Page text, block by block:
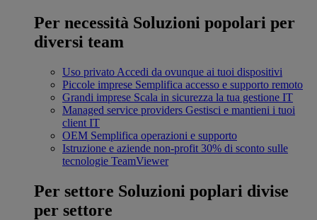
Per necessità Soluzioni popolari per
diversi team
Uso privato Accedi da ovunque ai tuoi dispositivi
Piccole imprese Semplifica accesso e supporto remoto
Grandi imprese Scala in sicurezza la tua gestione IT
Managed service providers Gestisci e mantieni i tuoi
client IT
OEM Semplifica operazioni e supporto
Istruzione e aziende non-profit 30% di sconto sulle
tecnologie TeamViewer
Per settore Soluzioni poplari divise
per settore